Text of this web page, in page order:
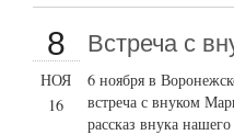
8
НОЯ
16
Встреча с
6 ноября в
встреча с внуком
рассказ внука